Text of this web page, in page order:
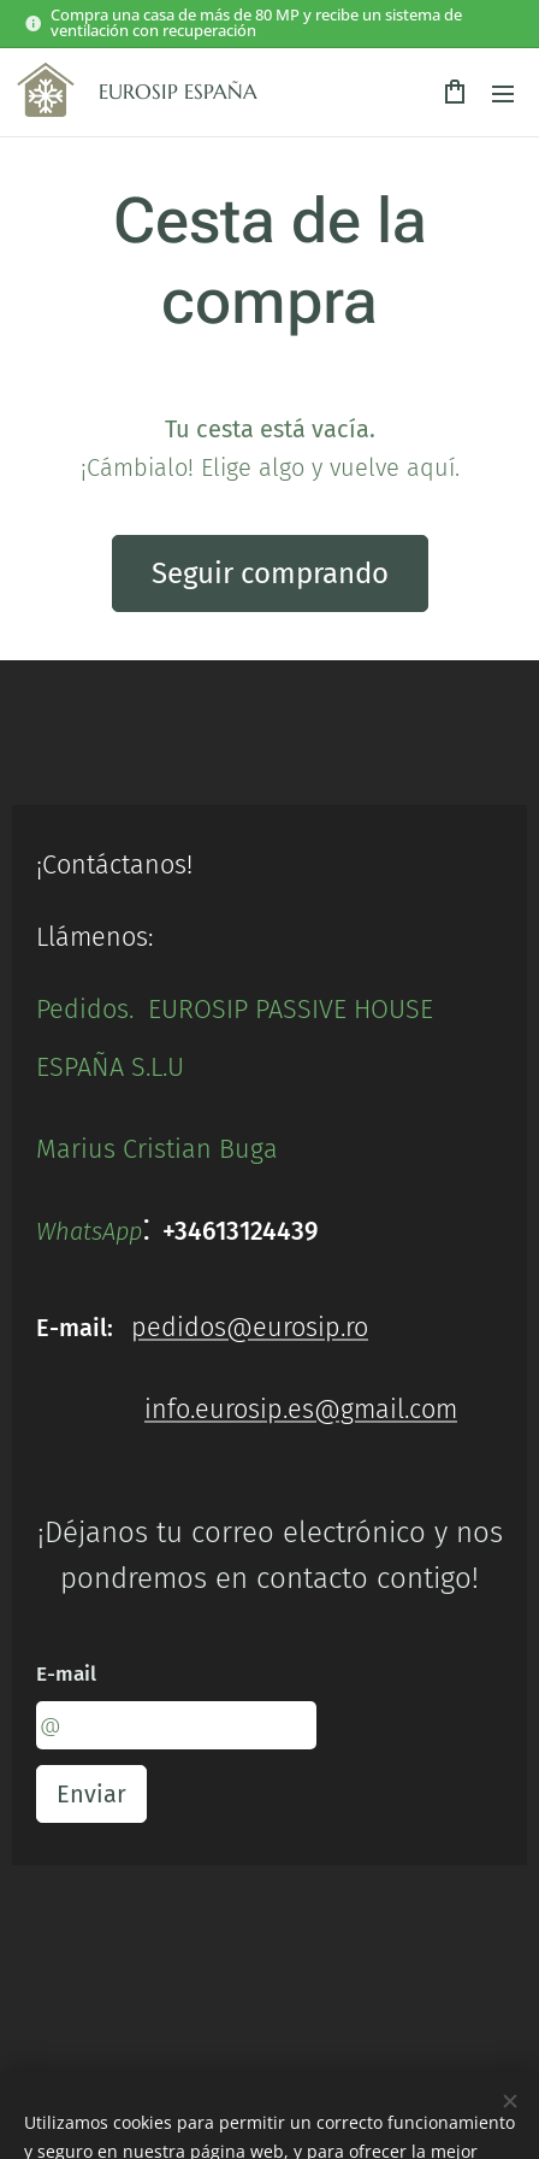
Compra una casa de más de 80 MP y recibe un sistema de
ventilación con recuperación
EUROSIP ESPAÑA
Cesta de la
compra
Tu cesta está vacía.
¡Cámbialo! Elige algo y vuelve aquí.
Seguir comprando
¡Contáctanos!
Llámenos:
Pedidos. EUROSIP PASSIVE HOUSE
ESPAÑA S.L.U
Marius Cristian Buga
WhatsApp: +34613124439
E-mail: pedidos@eurosip.ro
info.eurosip.es@gmail.com
¡Déjanos tu correo electrónico y nos
pondremos en contacto contigo!
E-mail
Enviar
Email: pedidos@eurosip.ro
Utilizamos cookies para permitir un correcto funcionamiento
y seguro en nuestra página web, y para ofrecer la mejor